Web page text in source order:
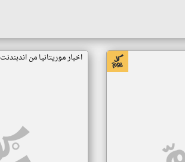
اخبار موريتانيا من